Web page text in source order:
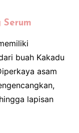
buah Kakadu
asam
lapisan